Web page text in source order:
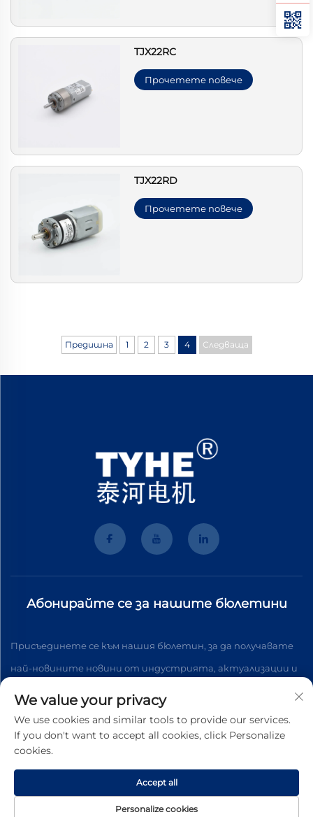
TJX22RC
Прочетете повече
TJX22RD
Прочетете повече
Предишна 1 2 3 4 Следваща
Абонирайте се за нашите бюлетини
Присъединете се към нашия бюлетин, за да получавате
най-новините новини от индустрията, актуализации и
Абонирайте се
Всички права запазени © 2026 Wenzhou Tyhe Motor Co.,ltd.
Политика за поверителност
We value your privacy
We use cookies and similar tools to provide our services.
If you don't want to accept all cookies, click Personalize
cookies.
Personalize cookies
Accept all